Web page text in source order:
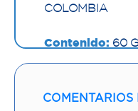
COLOMBIA
Contenido: 60 G
COMENTARIOS